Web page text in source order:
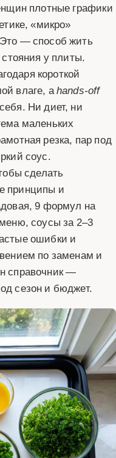
плотные графики
«микро»
— способ жить
стояния у плиты.
короткой
влаге, аhands‑off
Ни диет, ни
маленьких
резка, пар под
соус.
сделать
принципы и
9 формул на
соусы за 2–3
ошибки и
по заменам и
справочник —
сезон и бюджет.